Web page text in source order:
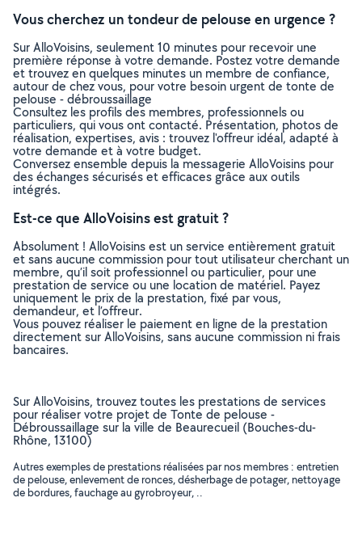
Vous cherchez un tondeur de pelouse en urgence ?
Sur AlloVoisins, seulement 10 minutes pour recevoir une
première réponse à votre demande. Postez votre demande
et trouvez en quelques minutes un membre de confiance,
autour de chez vous, pour votre besoin urgent de tonte de
pelouse - débroussaillage
Consultez les profils des membres, professionnels ou
particuliers, qui vous ont contacté. Présentation, photos de
réalisation, expertises, avis : trouvez l'offreur idéal, adapté à
votre demande et à votre budget.
Conversez ensemble depuis la messagerie AlloVoisins pour
des échanges sécurisés et efficaces grâce aux outils
intégrés.
Est-ce que AlloVoisins est gratuit ?
Absolument ! AlloVoisins est un service entièrement gratuit
et sans aucune commission pour tout utilisateur cherchant un
membre, qu’il soit professionnel ou particulier, pour une
prestation de service ou une location de matériel. Payez
uniquement le prix de la prestation, fixé par vous,
demandeur, et l’offreur.
Vous pouvez réaliser le paiement en ligne de la prestation
directement sur AlloVoisins, sans aucune commission ni frais
bancaires.
Sur AlloVoisins, trouvez toutes les prestations de services
pour réaliser votre projet de Tonte de pelouse -
Débroussaillage sur la ville de Beaurecueil (Bouches-du-
Rhône, 13100)
Autres exemples de prestations réalisées par nos membres : entretien
de pelouse, enlevement de ronces, désherbage de potager, nettoyage
de bordures, fauchage au gyrobroyeur, ..